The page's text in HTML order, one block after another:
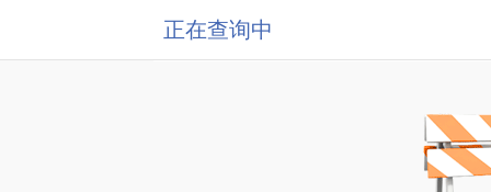
正在查询中